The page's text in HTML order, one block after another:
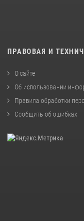
ПРАВОВАЯ И
О сайте
Об использовании
Правила обработки
Сообщить об ошибках